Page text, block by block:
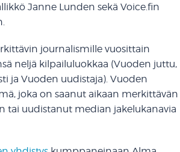
Janne Lunden sekä Voice.fin
journalismille vuosittain
neljä kilpailuluokkaa (Vuoden juttu,
ja Vuoden uudistaja). Vuoden
joka on saanut aikaan merkittävän
tai uudistanut median jakelukanavia